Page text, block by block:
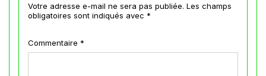
Votre adresse e-mail ne sera pas publiée. Les champs
obligatoires sont indiqués avec *
Commentaire *